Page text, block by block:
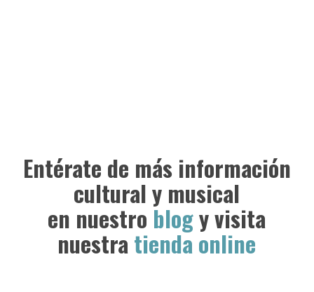
Entérate de más información
cultural y musical
en nuestro blogy visita
nuestra tienda online